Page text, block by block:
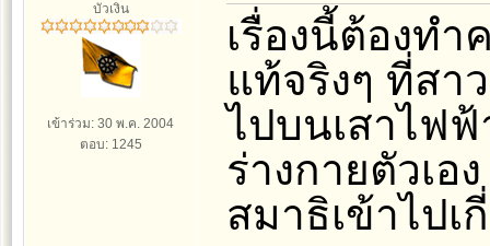
บัวเงิน
เข้าร่วม: 30 พ.ค. 2004
ตอบ: 1245
เรื่องนี้ต้องทำ
แท้จริงๆ ที่สา
ไปบนเสาไฟ
ร่างกายตัวเอ
สมาธิเข้าไปเ